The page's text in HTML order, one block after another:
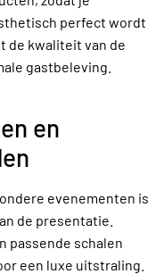
perfect wordt
de kwaliteit van de
gastbeleving.
en
evenementen is
de presentatie.
passende schalen
een luxe uitstraling.